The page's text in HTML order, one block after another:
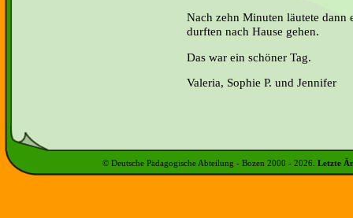
Nach zehn Minuten läutete
durften nach Hause gehen.
Das war ein schöner Tag.
Valeria, Sophie P. und Jennifer
© Deutsche Pädagogische Abteilung - Bozen 2000 - 2026 Letzte